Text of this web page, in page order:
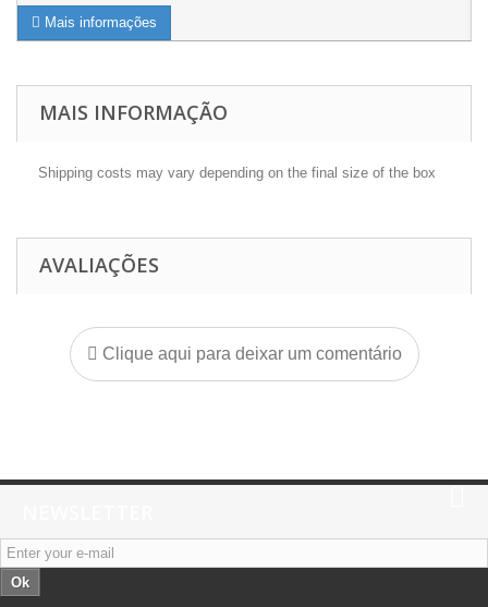
Mais informações
MAIS INFORMAÇÃO
Shipping costs may vary depending on the final size of the box
AVALIAÇÕES
Clique aqui para deixar um comentário
Ok